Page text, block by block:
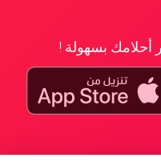
أحلامك بسهولة !